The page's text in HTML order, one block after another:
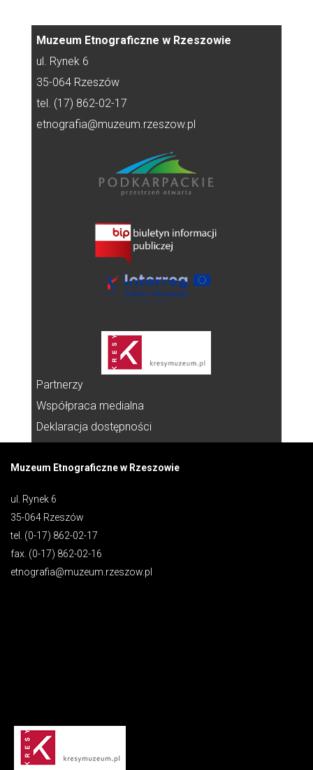
Muzeum Etnograficzne w Rzeszowie
ul. Rynek 6
35-064 Rzeszów
tel. (17) 862-02-17
etnografia@muzeum.rzeszow.pl
Partnerzy
Współpraca medialna
Deklaracja dostępności
Muzeum Etnograficzne w Rzeszowie
ul. Rynek 6
35-064 Rzeszów
tel. (0-17) 862-02-17
fax. (0-17) 862-02-16
etnografia@muzeum.rzeszow.pl